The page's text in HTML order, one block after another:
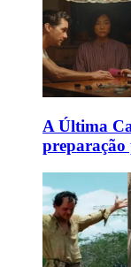
A Última
preparação